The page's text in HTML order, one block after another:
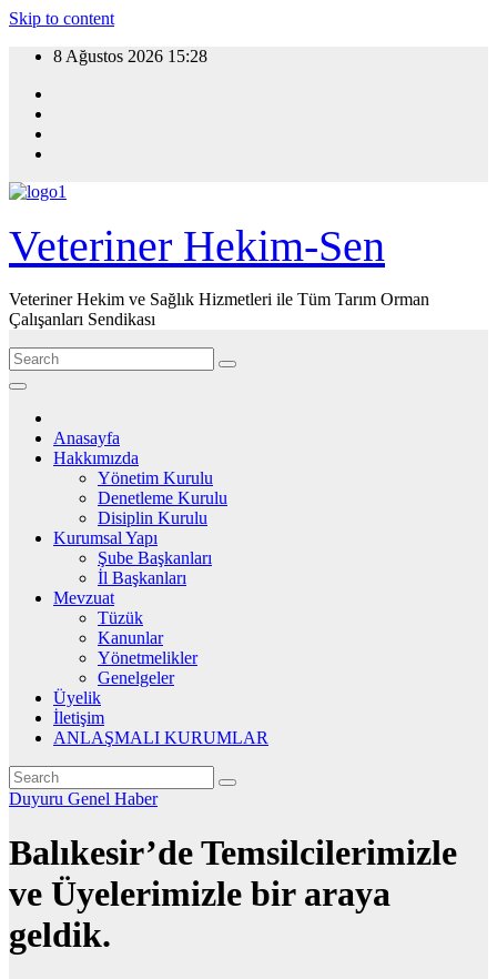
Skip to content
8 Ağustos 2026 15:28
Veteriner Hekim-Sen
Veteriner Hekim ve Sağlık Hizmetleri ile Tüm Tarım Orman
Çalışanları Sendikası
Anasayfa
Hakkımızda
Yönetim Kurulu
Denetleme Kurulu
Disiplin Kurulu
Kurumsal Yapı
Şube Başkanları
İl Başkanları
Mevzuat
Tüzük
Kanunlar
Yönetmelikler
Genelgeler
Üyelik
İletişim
ANLAŞMALI KURUMLAR
Duyuru Genel Haber
Balıkesir’de Temsilcilerimizle
ve Üyelerimizle bir araya
geldik.